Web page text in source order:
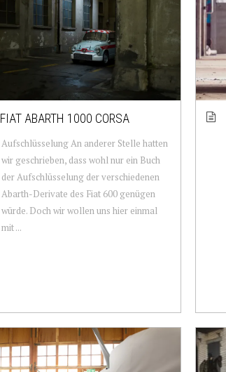
FIAT ABARTH 1000 CORSA
Aufschlüsselung An anderer Stelle hatten
wir geschrieben, dass wohl nur ein Buch
der Aufschlüsselung der verschiedenen
Abarth-Derivate des Fiat 600 genügen
würde. Doch wir wollen uns hier einmal
mit ...